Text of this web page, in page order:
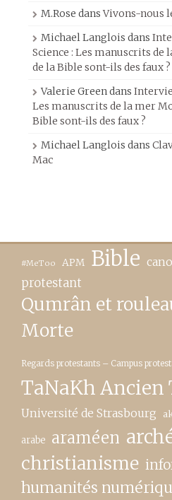
M.Rose dansVivons-nous
Michael Langlois dans
Science : Les manuscrits de
de la Bible sont-ils des faux ?
Valerie Greendans
Les manuscrits de la mer
Bible sont-ils des faux ?
Michael Langlois dans
Mac
#MeToo APM Bible
protestant
Qumrân et
Morte
Regards protestants – Campus
TaNaKh Ancien
Université de Strasbourg
arabe araméen
christianisme
humanités